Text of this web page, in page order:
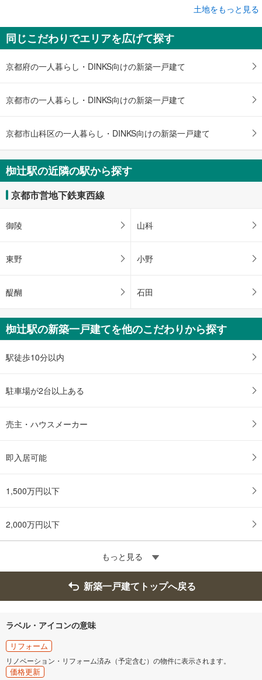
京都市山科区西野大鳥井町
580万円
未定
建物面積 -
京都市営地下鉄東西線 「椥辻」駅 徒歩19分
土地をもっと見る
同じこだわりでエリアを広げて探す
京都府の一人暮らし・DINKS向けの新築一戸建て
京都市の一人暮らし・DINKS向けの新築一戸建て
京都市山科区の一人暮らし・DINKS向けの新築一戸建て
椥辻駅の近隣の駅から探す
京都市営地下鉄東西線
御陵 山科
東野 小野
醍醐 石田
椥辻駅の新築一戸建てを他のこだわりから探す
駅徒歩10分以内
駐車場が2台以上ある
売主・ハウスメーカー
即入居可能
1,500万円以下
2,000万円以下
もっと見る
新築一戸建てトップへ戻る
ラベル・アイコンの意味
リフォーム
リノベーション・リフォーム済み（予定含む）の物件に表示されます。
価格更新